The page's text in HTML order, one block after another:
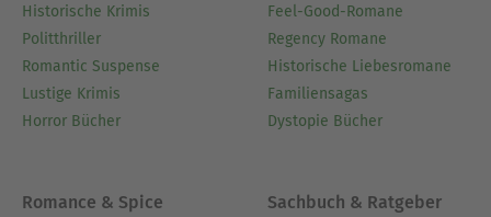
Historische Krimis
Politthriller
Romantic Suspense
Lustige Krimis
Horror Bücher
Feel-Good-Romane
Regency Romane
Historische Liebesromane
Familiensagas
Dystopie Bücher
Romance & Spice Sachbuch & Ratgeber